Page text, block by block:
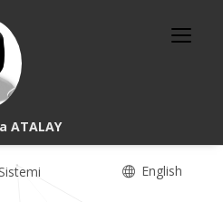
ATALAY
English